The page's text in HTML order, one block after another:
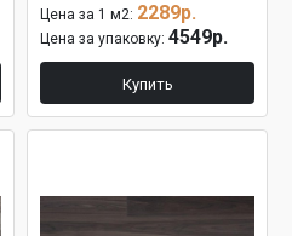
Цена за 1 м2: 2289р.
Цена за упаковку: 4549р.
Купить